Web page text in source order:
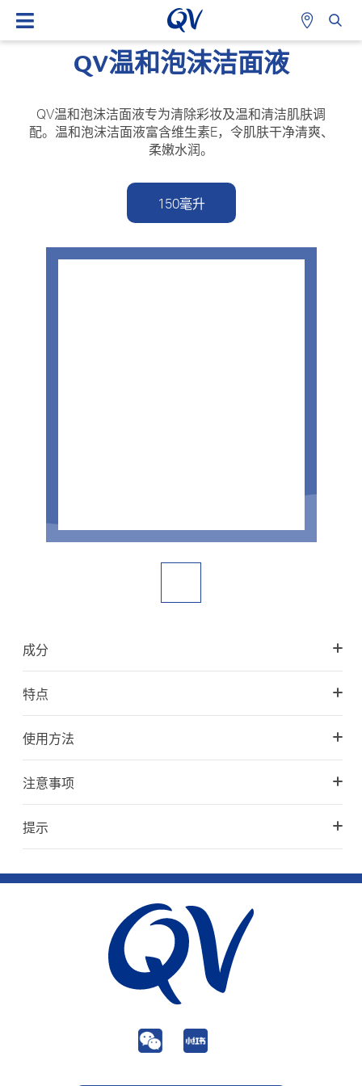
QV温和泡沫洁面液
QV温和泡沫洁面液专为清除彩妆及温和清洁肌肤调
配。温和泡沫洁面液富含维生素E，令肌肤干净清爽、
柔嫩水润。
150毫升
成分
特点
使用方法
注意事项
提示